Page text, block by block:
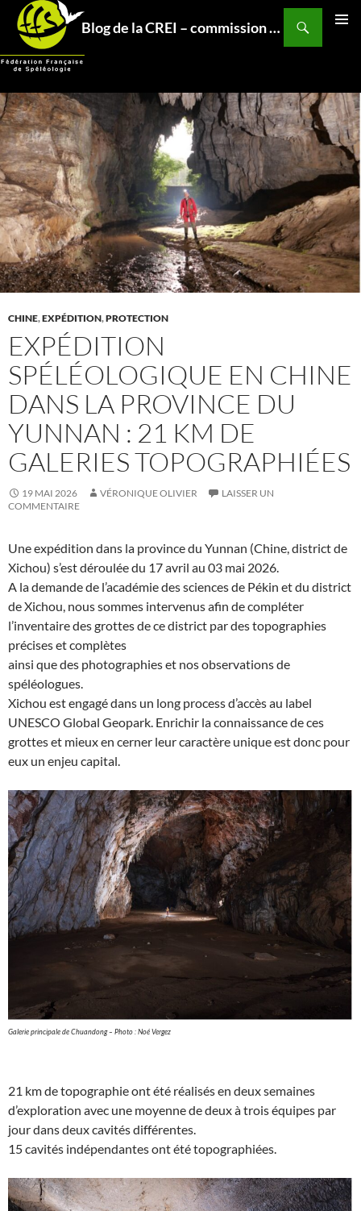
Aller
contenu
Blog de la CREI – commission relations et expéditions internationales – Fédération Française de Spéléo
Recherche
CHINE,EXPÉDITION,PROTECTION
EXPÉDITION
SPÉLÉOLOGIQUE EN CHINE
DANS LA PROVINCE DU
YUNNAN : 21 KM DE
GALERIES TOPOGRAPHIÉES
19 MAI 2026 VÉRONIQUE OLIVIER
LAISSER UN
COMMENTAIRE
Une expédition dans la province du Yunnan (Chine, district de
Xichou) s’est déroulée du 17 avril au 03 mai 2026.
A la demande de l’académie des sciences de Pékin et du district
de Xichou, nous sommes intervenus afin de compléter
l’inventaire des grottes de ce district par des topographies
précises et complètes
ainsi que des photographies et nos observations de
spéléologues.
Xichou est engagé dans un long process d’accès au label
UNESCO Global Geopark. Enrichir la connaissance de ces
grottes et mieux en cerner leur caractère unique est donc pour
eux un enjeu capital.
Galerie principale de Chuandong – Photo : Noé Vergez
21 km de topographie ont été réalisés en deux semaines
d’exploration avec une moyenne de deux à trois équipes par
jour dans deux cavités différentes.
15 cavités indépendantes ont été topographiées.